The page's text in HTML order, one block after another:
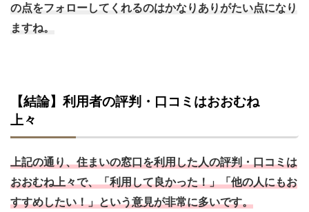
の点をフォローしてくれるのはかなりありがたい点になり
ますね。
【結論】利用者の評判・口コミはおおむね
上々
上記の通り、住まいの窓口を利用した人の評判・口コミは
おおむね上々で、「利用して良かった！」「他の人にもお
すすめしたい！」という意見が非常に多いです。